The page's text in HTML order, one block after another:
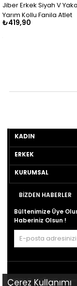
Jiber Erkek Siyah V
Yarım Kollu Fanila Atlet
₺419,90
KADIN
ERKEK
KURUMSAL
BİZDEN HABERLER
Bültenimize Üye
Haberiniz Olsun !
Çerez Kullanımı